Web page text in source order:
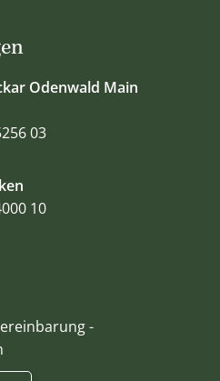
Odenwald Main
03
10
-